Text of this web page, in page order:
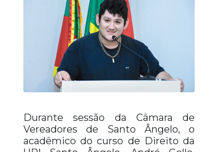
Durante sessão da Câmara de
Vereadores de Santo Ângelo, o
acadêmico do curso de Direito da